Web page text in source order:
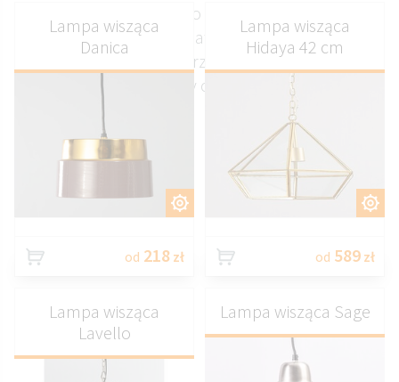
Eleganckie żyrandole do salonu, jadalni i sypialni.
Starannie dobrane materiały i dopracowane
detale nadają wnętrzom wyjątkowy styl i
przytulny charakter
DOSTOSUJ
Lampa wisząca
Danica
od 218 zł
DOSTOSUJ
Lampa wisząca
Hidaya 42 cm
od 589 zł
Lampa wisząca
Lavello
Lampa wisząca Sage